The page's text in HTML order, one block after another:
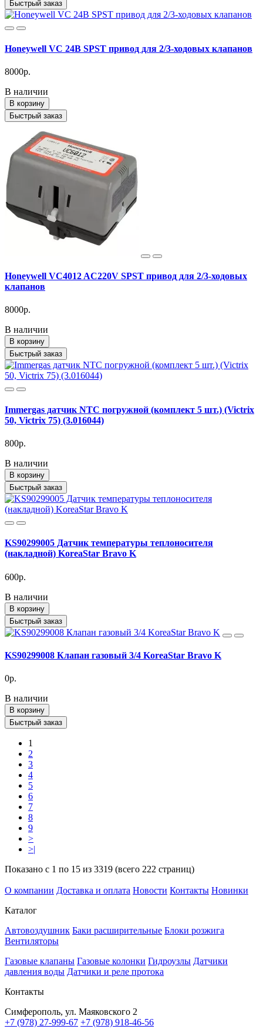
Быстрый заказ
Honeywell VC 24В SPST привод для 2/3-ходовых клапанов
8000р.
В наличии
В корзину
Быстрый заказ
Honeywell VC4012 AC220V SPST привод для 2/3-ходовых
клапанов
8000р.
В наличии
В корзину
Быстрый заказ
Immergas датчик NTC погружной (комплект 5 шт.) (Victrix
50, Victrix 75) (3.016044)
800р.
В наличии
В корзину
Быстрый заказ
KS90299005 Датчик температуры теплоносителя
(накладной) KoreaStar Bravo K
600р.
В наличии
В корзину
Быстрый заказ
KS90299008 Клапан газовый 3/4 KoreaStar Bravo K
0р.
В наличии
В корзину
Быстрый заказ
1
2
3
4
5
6
7
8
9
>
>|
Показано с 1 по 15 из 3319 (всего 222 страниц)
О компании Доставка и оплата Новости Контакты Новинки
Каталог
Автовоздушник Баки расширительные Блоки розжига
Вентиляторы
Газовые клапаны Газовые колонки Гидроузлы Датчики
давления воды Датчики и реле протока
Контакты
Симферополь, ул. Маяковского 2
+7 (978) 27-999-67 +7 (978) 918-46-56